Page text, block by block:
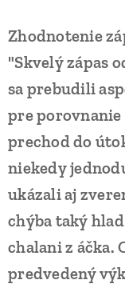
Zhodnotenie
"Skvelý zápas
sa prebudili
pre
prechod do
niekedy
ukázali aj
chýba taký
chalani z áčka.
predvedený